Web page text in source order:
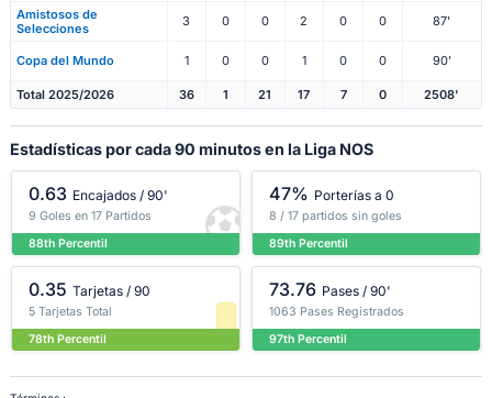
Amistosos de
Selecciones
3 0 0 2 0 0 87'
Copa del Mundo 1 0 0 1 0 0 90'
Total 2025/2026 36 1 21 17 7 0 2508'
Estadísticas por cada 90 minutos en la Liga NOS
0.63 Encajados / 90'
9 Goles en 17 Partidos
88th Percentil
47% Porterías a 0
8 / 17 partidos sin goles
89th Percentil
0.35 Tarjetas / 90
5 Tarjetas Total
78th Percentil
73.76 Pases / 90'
1063 Pases Registrados
97th Percentil